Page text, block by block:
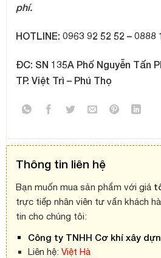
phí.
HOTLINE: 0963 92 52 52 – 0888
ĐC: SN 135A Phố Nguyễn Tấn
TP. Việt Trì – Phú Thọ
Thông tin liên hệ
Bạn muốn mua sản phẩm với giá
trực tiếp nhân viên tư vấn khách
tin cho chúng tôi:
Công ty TNHH Cơ khí xây
Liên hệ: Việt Hà